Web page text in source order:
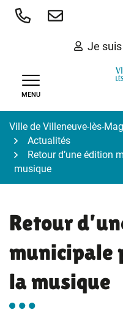
Aller
Je
MENU
Ville de Villeneuve-lès-
Actualités
Retour d’une édition
musique
Retour
municipale
la musique